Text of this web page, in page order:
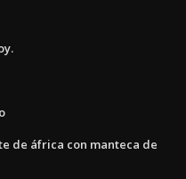
de áfrica con manteca de